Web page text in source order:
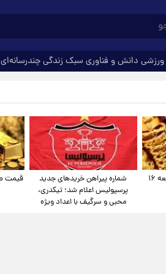
ورزشی دانش و فناوری سبک زندگیچندرسانه‌ای
قیمت طلا و سکه امروز جمعه ۱۶
شماره پیراهن خریدهای جدید
پرسپولیس اعلام شد؛ تیکدری،
محبی و سرگیف با اعداد ویژه